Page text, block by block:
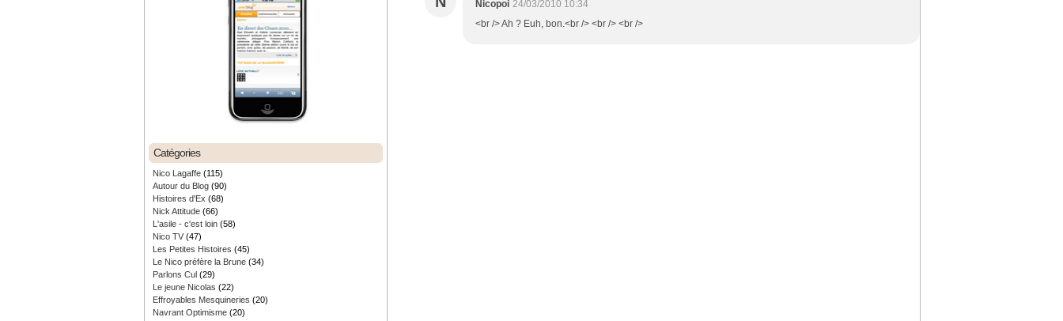
Catégories
Nico Lagaffe (115)
Autour du Blog (90)
Histoires d'Ex (68)
Nick Attitude (66)
L'asile - c'est loin (58)
Nico TV (47)
Les Petites Histoires (45)
Le Nico préfère la Brune (34)
Parlons Cul (29)
Le jeune Nicolas (22)
Effroyables Mesquineries (20)
Navrant Optimisme (20)
Nicopoi 24/03/2010 10:34
<br /> Ah ? Euh, bon.<br /> <br /> <br />